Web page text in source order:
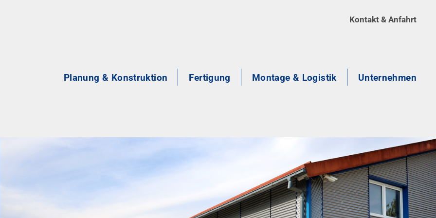
Kontakt & Anfahrt
Planung & Konstruktion Fertigung Montage & Logistik Unternehmen